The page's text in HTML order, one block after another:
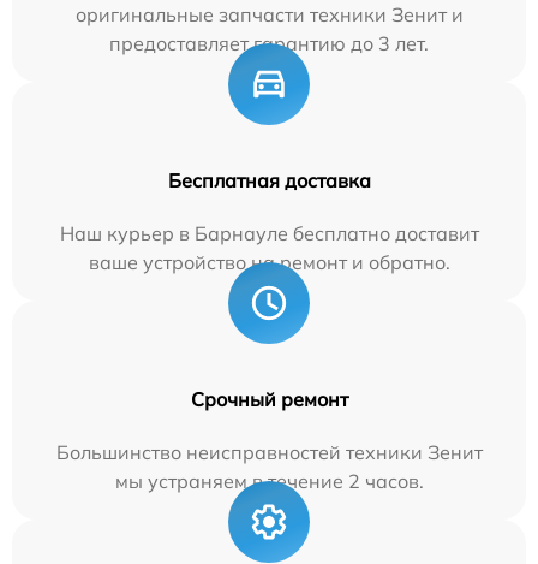
оригинальные запчасти техники Зенит и
предоставляет гарантию до 3 лет.
Бесплатная доставка
Наш курьер в Барнауле бесплатно доставит
ваше устройство на ремонт и обратно.
Срочный ремонт
Большинство неисправностей техники Зенит
мы устраняем в течение 2 часов.